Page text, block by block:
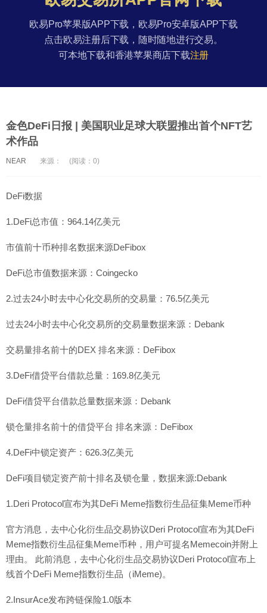
欧易Pro苹果版APP下载，欧易Pro安卓版APP下载
点击欧易注册后下载，随时随地进行交易。
可本地下载和香港苹果商店下载注册
金色DeFi日报 | 美国职业足球大联盟推出首个NFT艺
术作品
NEAR 来源： (阅读：0)
DeFi数据
1.DeFi总市值：964.14亿美元
市值前十币种排名数据来源DeFibox
DeFi总市值数据来源：Coingecko
2.过去24小时去中心化交易所的交易量：76.5亿美元
过去24小时去中心化交易所的交易量数据来源：Debank
交易量排名前十的DEX 排名来源：DeFibox
3.DeFi借贷平台借款总量：169.8亿美元
DeFi借贷平台借款总量数据来源：Debank
锁仓量排名前十的借贷平台 排名来源：DeFibox
4.DeFi中锁定资产：626.3亿美元
DeFi项目锁定资产前十排名及锁仓量，数据来源:Debank
1.Deri Protocol宣布为其DeFi Meme指数衍生品征集Meme币种
官方消息，去中心化衍生品交易协议Deri Protocol宣布为其DeFi
Meme指数衍生品征集Meme币种，用户可提名Memecoin并附上
理由。 此前消息，去中心化衍生品交易协议Deri Protocol宣布上
线首个DeFi Meme指数衍生品（iMeme)。
2.InsurAce发布跨链保险1.0版本